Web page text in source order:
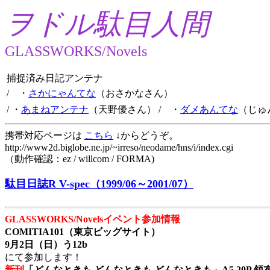
ヲドル駄目人間
GLASSWORKS/Novels
捕捉済み日記アンテナ
/ ・ さかにゃんてな （おさかなさん）
/ ・ あまねアンテナ （天野優さん） / ・ ダメあんてな （じ
携帯対応ページは こちら ↓からどうぞ。
http://www2d.biglobe.ne.jp/~irreso/neodame/hns/i/index.cgi
（動作確認：ez / willcom / FORMA)
駄目日誌R V-spec（1999/06～2001/07）
GLASSWORKS/Novelsイベント参加情報
COMITIA101（東京ビッグサイト）
9月2日（日）う12b
にて参加します！